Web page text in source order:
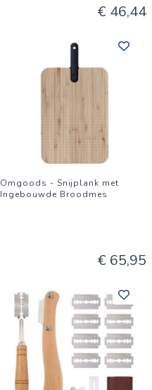
€ 46,44
Omgoods - Snijplank met
Ingebouwde Broodmes
€ 65,95